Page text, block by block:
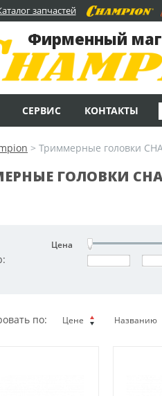
запчастей
Фирменный
СЕРВИС КОНТАКТЫ
> Триммерные головки
ГОЛОВКИ
Цена
по: Цене Названию